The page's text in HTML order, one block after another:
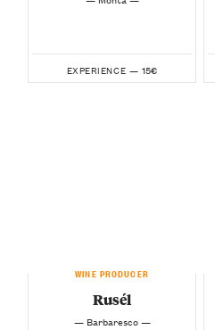
EXPERIENCE — 15€
WINE PRODUCER
Rusél
— Barbaresco —